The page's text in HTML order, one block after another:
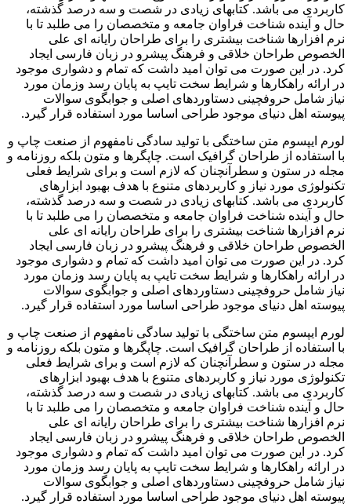
کاربردی می باشد. کتابهای زیادی در شصت و سه درصد گذشته،
حال و آینده شناخت فراوان جامعه و متخصصان را می طلبد تا با
نرم افزارها شناخت بیشتری را برای طراحان رایانه ای علی
الخصوص طراحان خلاقی و فرهنگ پیشرو در زبان فارسی ایجاد
کرد. در این صورت می توان امید داشت که تمام و دشواری موجود
در ارائه راهکارها و شرایط سخت تایپ به پایان رسد وزمان مورد
نیاز شامل حروفچینی دستاوردهای اصلی و جوابگوی سوالات
پیوسته اهل دنیای موجود طراحی اساسا مورد استفاده قرار گیرد.
لورم ایپسوم متن ساختگی با تولید سادگی نامفهوم از صنعت چاپ و
با استفاده از طراحان گرافیک است. چاپگرها و متون بلکه روزنامه و
مجله در ستون و سطرآنچنان که لازم است و برای شرایط فعلی
تکنولوژی مورد نیاز و کاربردهای متنوع با هدف بهبود ابزارهای
کاربردی می باشد. کتابهای زیادی در شصت و سه درصد گذشته،
حال و آینده شناخت فراوان جامعه و متخصصان را می طلبد تا با
نرم افزارها شناخت بیشتری را برای طراحان رایانه ای علی
الخصوص طراحان خلاقی و فرهنگ پیشرو در زبان فارسی ایجاد
کرد. در این صورت می توان امید داشت که تمام و دشواری موجود
در ارائه راهکارها و شرایط سخت تایپ به پایان رسد وزمان مورد
نیاز شامل حروفچینی دستاوردهای اصلی و جوابگوی سوالات
پیوسته اهل دنیای موجود طراحی اساسا مورد استفاده قرار گیرد.
لورم ایپسوم متن ساختگی با تولید سادگی نامفهوم از صنعت چاپ و
با استفاده از طراحان گرافیک است. چاپگرها و متون بلکه روزنامه و
مجله در ستون و سطرآنچنان که لازم است و برای شرایط فعلی
تکنولوژی مورد نیاز و کاربردهای متنوع با هدف بهبود ابزارهای
کاربردی می باشد. کتابهای زیادی در شصت و سه درصد گذشته،
حال و آینده شناخت فراوان جامعه و متخصصان را می طلبد تا با
نرم افزارها شناخت بیشتری را برای طراحان رایانه ای علی
الخصوص طراحان خلاقی و فرهنگ پیشرو در زبان فارسی ایجاد
کرد. در این صورت می توان امید داشت که تمام و دشواری موجود
در ارائه راهکارها و شرایط سخت تایپ به پایان رسد وزمان مورد
نیاز شامل حروفچینی دستاوردهای اصلی و جوابگوی سوالات
پیوسته اهل دنیای موجود طراحی اساسا مورد استفاده قرار گیرد.